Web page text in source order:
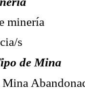
s
de Mina